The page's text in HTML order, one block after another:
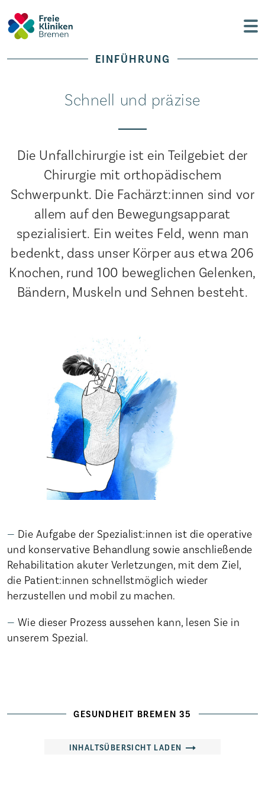
EINFÜHRUNG
Schnell und präzise
Die Unfallchirurgie ist ein Teilgebiet der
Chirurgie mit orthopädischem
Schwerpunkt. Die Fachärzt:innen sind vor
allem auf den Bewegungsapparat
spezialisiert. Ein weites Feld, wenn man
bedenkt, dass unser Körper aus etwa 206
Knochen, rund 100 beweglichen Gelenken,
Bändern, Muskeln und Sehnen besteht.
Die Aufgabe der Spezialist:innen ist die operative
und konservative Behandlung sowie anschließende
Rehabilitation akuter Verletzungen, mit dem Ziel,
die Patient:innen schnellstmöglich wieder
herzustellen und mobil zu machen.
Wie dieser Prozess aussehen kann, lesen Sie in
unserem Spezial.
GESUNDHEIT BREMEN 35
INHALTSÜBERSICHT LADEN
Magazin